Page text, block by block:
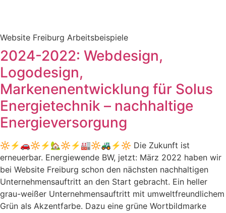
Website Freiburg Arbeitsbeispiele
2024-2022: Webdesign,
Logodesign,
Markenenentwicklung für Solus
Energietechnik – nachhaltige
Energieversorgung
🔆⚡🚗🔆⚡🏡🔆⚡🏭🔆🚜⚡🔆 Die Zukunft ist
erneuerbar. Energiewende BW, jetzt: März 2022 haben wir
bei Website Freiburg schon den nächsten nachhaltigen
Unternehmensauftritt an den Start gebracht. Ein heller
grau-weißer Unternehmensauftritt mit umweltfreundlichem
Grün als Akzentfarbe. Dazu eine grüne Wortbildmarke